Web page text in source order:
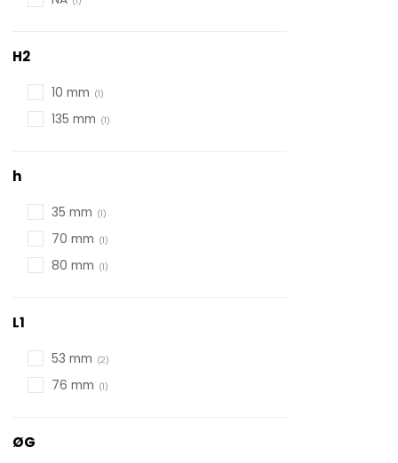
H2
10 mm
135 mm
h
35 mm
70 mm
80 mm
L1
53 mm
76 mm
ØG